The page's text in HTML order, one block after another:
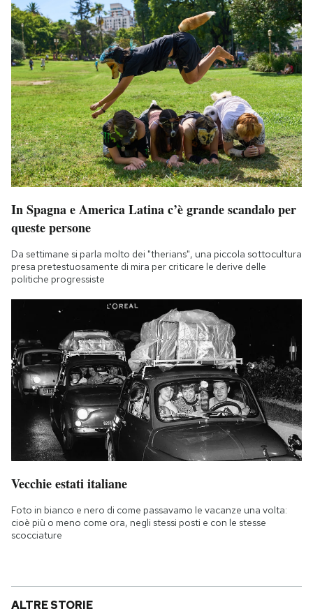
In Spagna e America Latina c’è grande scandalo per
queste persone
Da settimane si parla molto dei "therians", una piccola sottocultura
presa pretestuosamente di mira per criticare le derive delle
politiche progressiste
Vecchie estati italiane
Foto in bianco e nero di come passavamo le vacanze una volta:
cioè più o meno come ora, negli stessi posti e con le stesse
scocciature
ALTRE STORIE